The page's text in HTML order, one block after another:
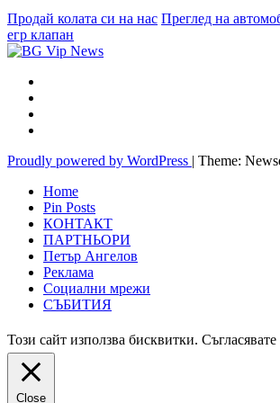
Продай колата си на нас Преглед на
егр клапан
Proudly powered by WordPress | Theme:
Home
Pin Posts
КОНТАКТ
ПАРТНЬОРИ
Петър Ангелов
Реклама
Социални мрежи
СЪБИТИЯ
Този сайт използва бисквитки. Съгласявате
Close